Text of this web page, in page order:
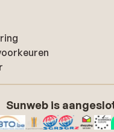
Sunweb is